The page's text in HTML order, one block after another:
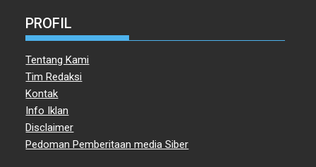
PROFIL
Tentang Kami
Tim Redaksi
Kontak
Info Iklan
Disclaimer
Pedoman Pemberitaan media Siber